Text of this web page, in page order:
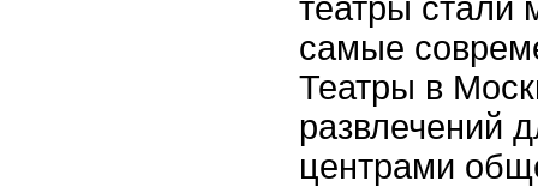
театры стали
самые
Театры в
развлечений
центрами